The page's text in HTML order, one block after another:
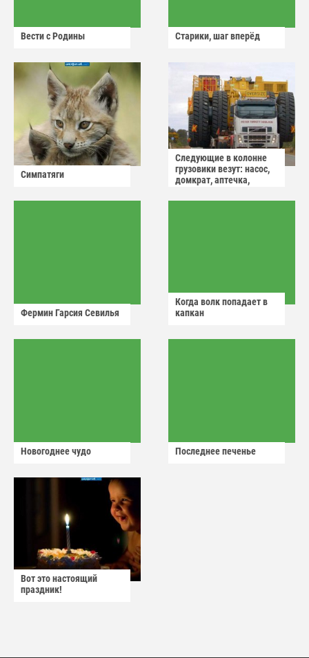
Вести с Родины Старики, шаг вперёд
Симпатяги
Следующие в колонне
грузовики везут: насос,
домкрат, аптечка,
Фермин Гарсия Севилья
Когда волк попадает в
капкан
Новогоднее чудо Последнее печенье
Вот это настоящий
праздник!